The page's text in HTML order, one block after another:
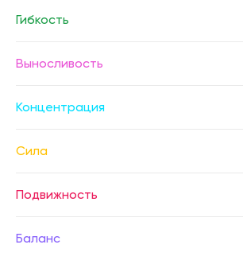
Гибкость
Выносливость
Концентрация
Сила
Подвижность
Баланс